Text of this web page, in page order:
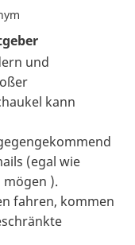
und
kann
(egal wie
mögen ).
fahren, kommen